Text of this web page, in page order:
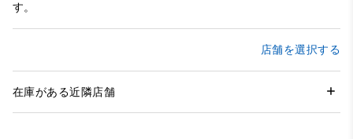
す。
店舗を選択する
在庫がある近隣店舗